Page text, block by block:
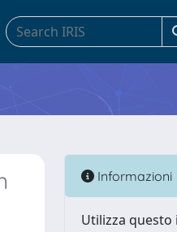
Informazioni
Utilizza